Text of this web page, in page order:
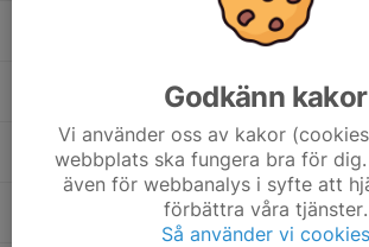
17. Oscar Johansson
Svante Ljung, U13
Tilda Eklund, U13
16. Valter Forsvik
Godkänn kakor
Vi använder oss av kakor
webbplats ska fungera bra för
även för webbanalys i syfte att
förbättra våra tjänster.
Så använder vi cookies